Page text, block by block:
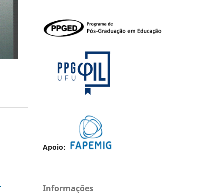
Apoio:
Informações